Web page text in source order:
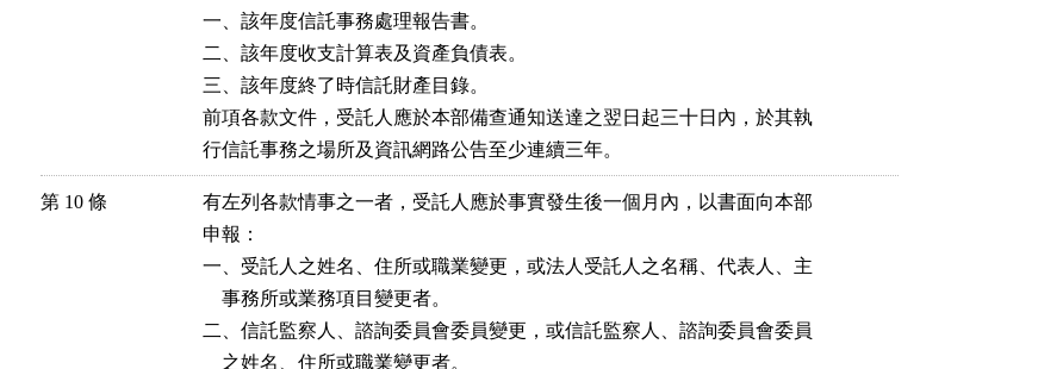
一、該年度信託事務處理報告書。
二、該年度收支計算表及資產負債表。
三、該年度終了時信託財產目錄。
前項各款文件，受託人應於本部備查通知送達之翌日起三十日內，於其執
行信託事務之場所及資訊網路公告至少連續三年。
第 10 條
有左列各款情事之一者，受託人應於事實發生後一個月內，以書面向本部
申報：
一、受託人之姓名、住所或職業變更，或法人受託人之名稱、代表人、主
    事務所或業務項目變更者。
二、信託監察人、諮詢委員會委員變更，或信託監察人、諮詢委員會委員